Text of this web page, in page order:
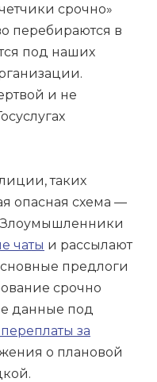
срочно»
перебираются в
под наших
и не
таких
опасная схема —
Злоумышленники
чаты и рассылают
предлоги
срочно
данные под
за
о плановой